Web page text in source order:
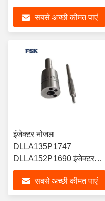
सीरीज 095000-7510 के लिए
ईंधन इंजेक्टरसबसे अच्छी कीमत पाएं
इंजेक्टर नोजल
DLLA135P1747
DLLA152P1690 इंजेक्टर
0445120126
0445120083 के लिए उपयुक्त
सबसे अच्छी कीमत पाएं